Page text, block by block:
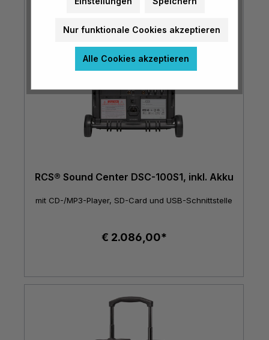
RCS® Sound Center DSC-100S1, inkl. Akku
mit CD-/MP3-Player, SD-Card und USB-Schnittstelle
€ 2.086,00*
Nur funktionale Cookies akzeptieren
Alle Cookies akzeptieren